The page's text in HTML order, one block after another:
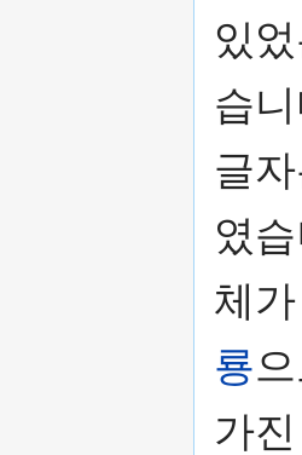
있
습
글
였
체
룡
가